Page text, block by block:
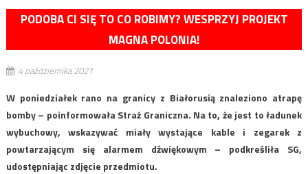
PODOBA CI SIĘ TO CO ROBIMY? WESPRZYJ PROJEKT
MAGNA POLONIA!
4 października 2021
W poniedziałek rano na granicy z Białorusią znaleziono atrapę
bomby – poinformowała Straż Graniczna. Na to, że jest to ładunek
wybuchowy, wskazywać miały wystające kable i zegarek z
powtarzającym się alarmem dźwiękowym – podkreśliła SG,
udostępniając zdjęcie przedmiotu.